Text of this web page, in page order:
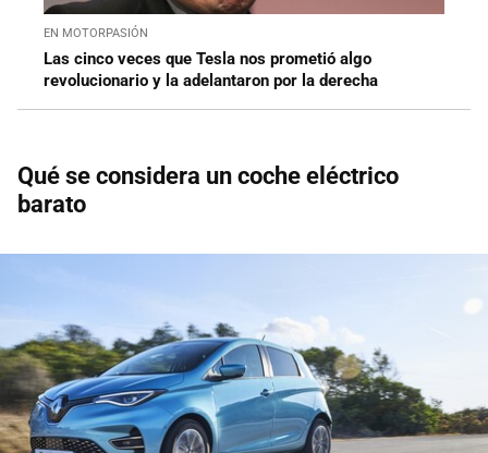
EN MOTORPASIÓN
Las cinco veces que Tesla nos prometió algo
revolucionario y la adelantaron por la derecha
Qué se considera un coche eléctrico
barato